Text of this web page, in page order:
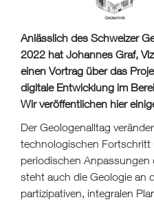
Anlässlich des Schweizer
2022 hat Johannes Graf,
einen Vortrag über das
digitale Entwicklung im
Wir veröffentlichen hier
Der Geologenalltag
technologischen Fortschritt
periodischen Anpassungen
steht auch die Geologie an
partizipativen, integralen